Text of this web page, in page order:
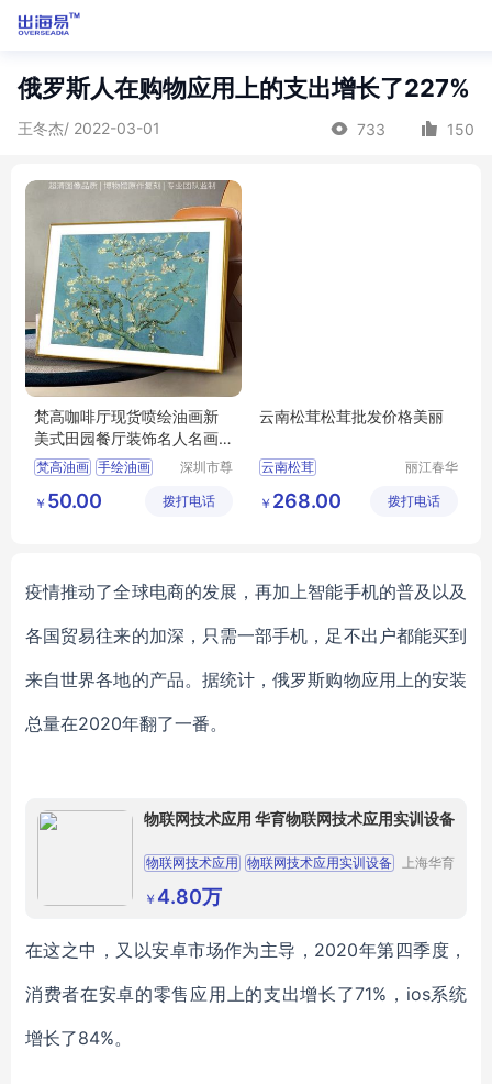
俄罗斯人在购物应用上的支出增长了227%
王冬杰/ 2022-03-01 733 150
梵高咖啡厅现货喷绘油画新
美式田园餐厅装饰名人名画
厂家画家团队
梵高油画 手绘油画
喷绘画
深圳市尊
术品有限
￥ 50.00 拨打电话
云南松茸松茸批发价格美丽
云南松茸
香格里拉松茸
丽江春华
公司
￥ 268.00 拨打电话
疫情推动了全球电商的发展，再加上智能手机的普及以及
各国贸易往来的加深，只需一部手机，足不出户都能买到
来自世界各地的产品。据统计，俄罗斯购物应用上的安装
总量在2020年翻了一番。
物联网技术应用 华育物联网技术应用实训设备
物联网技术应用 物联网技术应用实训设备
物联网技术实训设备
物联网技术
上海华育
￥ 4.80万
在这之中，又以安卓市场作为主导， 2020年第四季度，
消费者在安卓的零售应用上的支出增长了71%，ios系统
增长了84%。